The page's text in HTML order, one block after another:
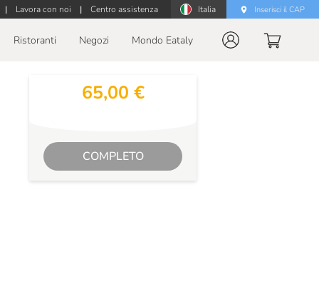
| Lavora con noi | Centro assistenza Italia Inserisci il CAP
Ristoranti Negozi Mondo Eataly
65,00 €
COMPLETO